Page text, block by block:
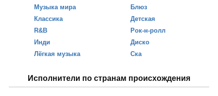
Музыка мира
Классика
R&B
Инди
Лёгкая музыка
Блюз
Детская
Рок-н-ролл
Диско
Ска
Исполнители по странам происхождения